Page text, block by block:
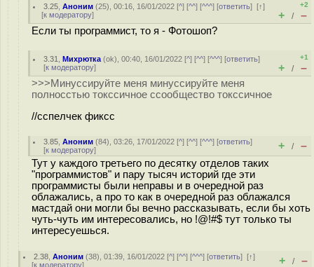
3.25 ,Аноним (25), 00:16, 16/01/2022 [^] [^^] [^^^] [ответить][↑]
[к модератору]
+2
+ / –
Если ты программист, то я - Фотошоп?
3.31 ,Михрютка (ok), 00:40, 16/01/2022 [^] [^^] [^^^] [ответить]
[к модератору]
+1
+ / –
>>>Минуссируйте меня минуссируйте меня
полносстью токссичное ссообщество токссичное
//сспелчек фиксс
3.85 ,Аноним (84), 03:26, 17/01/2022 [^] [^^] [^^^] [ответить]
[к модератору] + / –
Тут у каждого третьего по десятку отделов таких
"программистов" и пару тысяч историй где эти
программисты были неправы и в очередной раз
облажались, а про то как в очередной раз облажался
мастдай они могли бы вечно рассказывать, если бы хоть
чуть-чуть им интересовались, но !@!#$ тут только ты
интересуешься.
2.38 ,Аноним (38), 01:39, 16/01/2022 [^] [^^] [^^^] [ответить][↑]
[к модератору] + / –